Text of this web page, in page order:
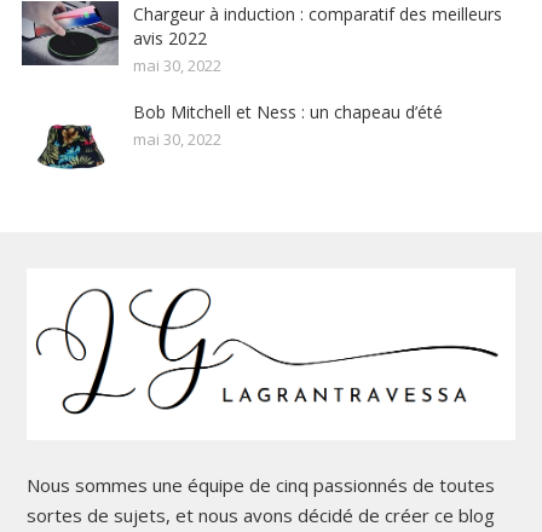
Chargeur à induction : comparatif des meilleurs
avis 2022
mai 30, 2022
Bob Mitchell et Ness : un chapeau d’été
mai 30, 2022
Nous sommes une équipe de cinq passionnés de toutes
sortes de sujets, et nous avons décidé de créer ce blog